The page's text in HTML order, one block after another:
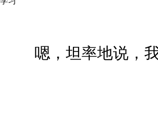
嗯，坦率地说，